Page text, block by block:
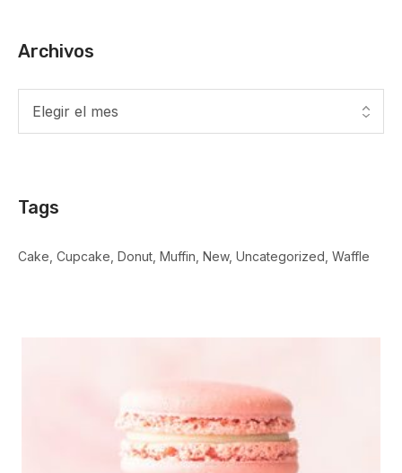
Archivos
Tags
Cake Cupcake Donut Muffin New Uncategorized Waffle